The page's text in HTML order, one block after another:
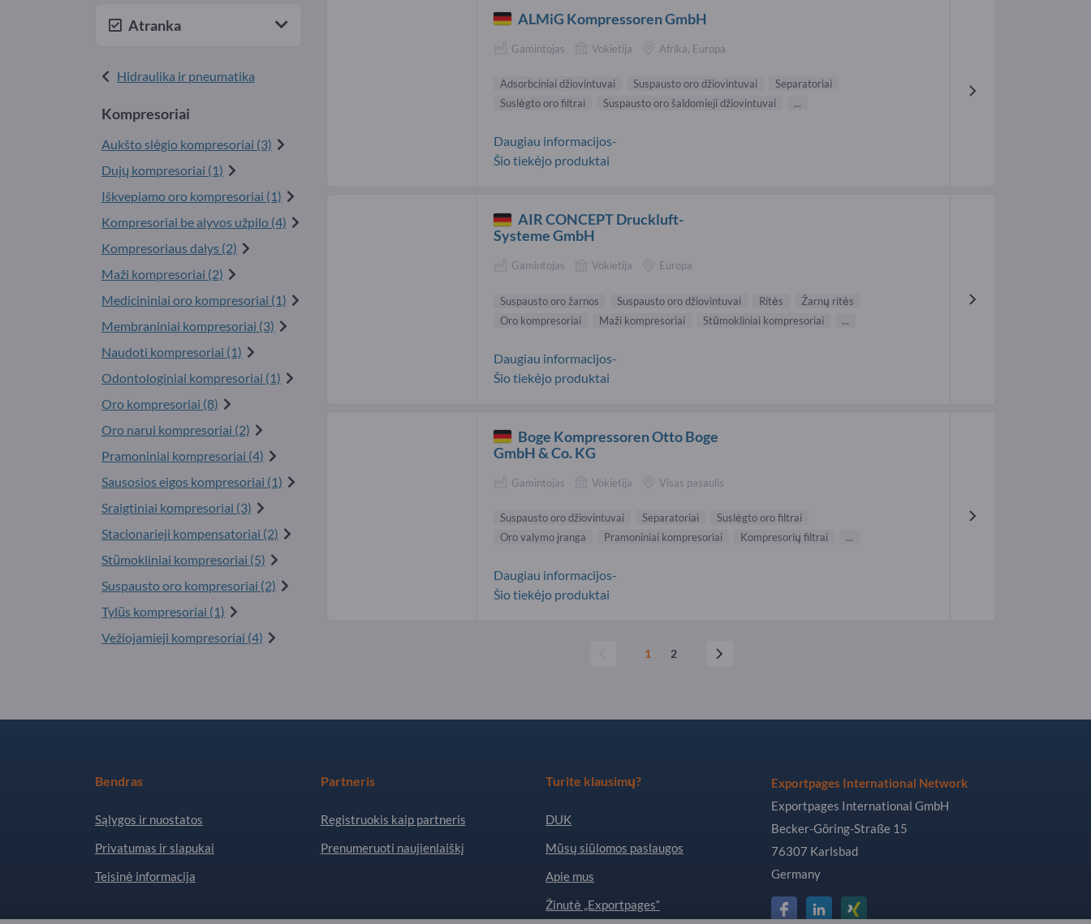
Atranka
Hidraulika ir pneumatika
Kompresoriai
Aukšto slėgio kompresoriai (3)
Dujų kompresoriai (1)
Iškvepiamo oro kompresoriai (1)
Kompresoriai be alyvos užpilo (4)
Kompresoriaus dalys (2)
Maži kompresoriai (2)
Medicininiai oro kompresoriai (1)
Membraniniai kompresoriai (3)
Naudoti kompresoriai (1)
Odontologiniai kompresoriai (1)
Oro kompresoriai (8)
Oro narui kompresoriai (2)
Pramoniniai kompresoriai (4)
Sausosios eigos kompresoriai (1)
Sraigtiniai kompresoriai (3)
Stacionarieji kompensatoriai (2)
Stūmokliniai kompresoriai (5)
Suspausto oro kompresoriai (2)
Tylūs kompresoriai (1)
Vežiojamieji kompresoriai (4)
ALMiG Kompressoren GmbH
Gamintojas Vokietija Afrika, Europa
Adsorbciniai džiovintuvai Suspausto oro džiovintuvai
Separatoriai
Suslėgto oro filtrai
Suspausto oro šaldomieji džiovintuvai ...
Daugiau informacijos-
Šio tiekėjo produktai
AIR CONCEPT Druckluft-
Systeme GmbH
Gamintojas Vokietija Europa
Suspausto oro žarnos Suspausto oro džiovintuvai Ritės
Žarnų ritės
Oro kompresoriai
Maži kompresoriai Stūmokliniai kompresoriai ...
Daugiau informacijos-
Šio tiekėjo produktai
Boge Kompressoren Otto Boge
GmbH & Co. KG
Gamintojas Vokietija Visas pasaulis
Suspausto oro džiovintuvai Separatoriai
Suslėgto oro filtrai
Oro valymo įranga
Pramoniniai kompresoriai Kompresorių filtrai ...
Daugiau informacijos-
Šio tiekėjo produktai
1 2
Bendras
Sąlygos ir nuostatos
Privatumas ir slapukai
Teisinė informacija
Partneris
Registruokis kaip partneris
Prenumeruoti naujienlaiškį
Turite klausimų?
DUK
Mūsų siūlomos paslaugos
Apie mus
Žinutė „Exportpages“
Exportpages International Network
Exportpages International GmbH
Becker-Göring-Straße 15
76307 Karlsbad
Germany